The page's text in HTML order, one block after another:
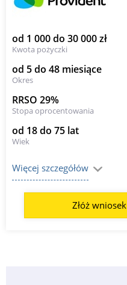
od 1 000 do 30 000 zł
Kwota pożyczki
od 5 do 48 miesiące
Okres
RRSO 29%
Stopa oprocentowania
od 18 do 75 lat
Wiek
Więcej szczegółów
Złóż wniosek